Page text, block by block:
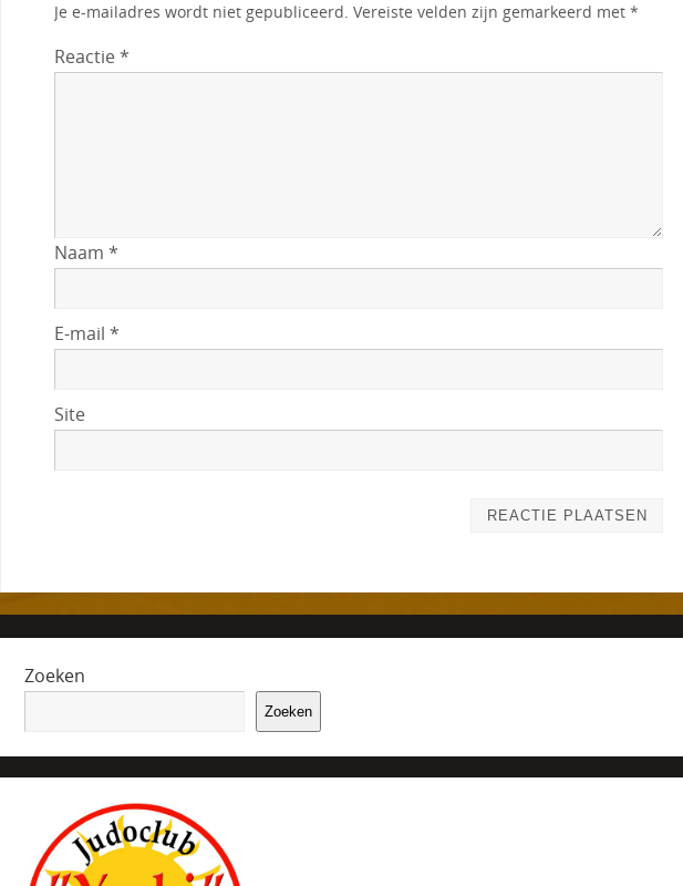
Je e-mailadres wordt niet gepubliceerd. Vereiste velden zijn gemarkeerd met *
Reactie*
Naam *
E-mail *
Site
Zoeken
Zoeken